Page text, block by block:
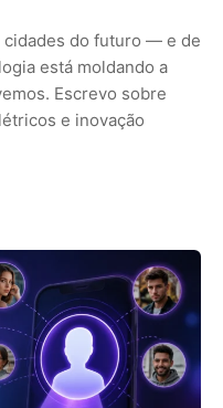
cidades do futuro — e de
está moldando a
Escrevo sobre
e inovação